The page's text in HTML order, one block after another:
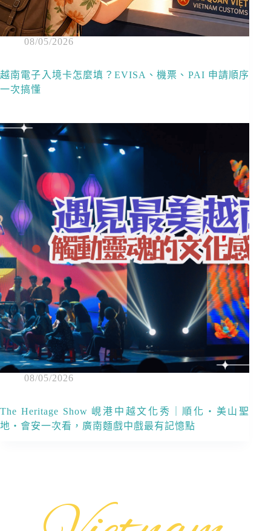
08/05/2026
越南電子入境卡怎麼填？EVISA、機票、PAI 申請順序
一次搞懂
08/05/2026
The Heritage Show 峴港中越文化秀｜順化・美山聖
地・會安一次看，廣南麵戲中戲最有記憶點